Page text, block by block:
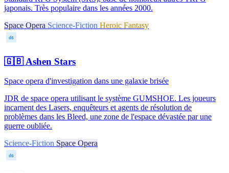
japonais. Très populaire dans les années 2000.
Space Opera Science-Fiction Heroic Fantasy
d6
🇬🇧Ashen Stars
Space opera d'investigation dans une galaxie brisée
JDR de space opera utilisant le système GUMSHOE. Les joueurs
incarnent des Lasers, enquêteurs et agents de résolution de
problèmes dans les Bleed, une zone de l'espace dévastée par une
guerre oubliée.
Science-Fiction Space Opera
d6